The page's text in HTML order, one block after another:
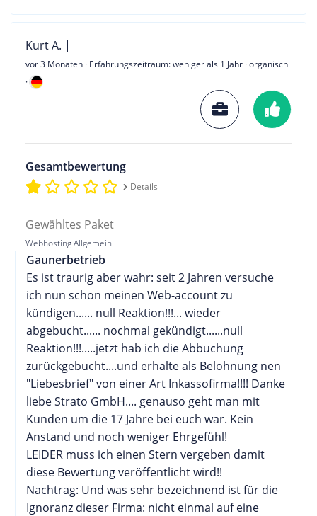
Kurt A. |
vor 3 Monaten · Erfahrungszeitraum: weniger als 1 Jahr · organisch
·
Gesamtbewertung
Details
Gewähltes Paket
Webhosting Allgemein
Gaunerbetrieb
Es ist traurig aber wahr: seit 2 Jahren versuche
ich nun schon meinen Web-account zu
kündigen...... null Reaktion!!!... wieder
abgebucht...... nochmal gekündigt......null
Reaktion!!!.....jetzt hab ich die Abbuchung
zurückgebucht....und erhalte als Belohnung nen
"Liebesbrief" von einer Art Inkassofirma!!!! Danke
liebe Strato GmbH.... genauso geht man mit
Kunden um die 17 Jahre bei euch war. Kein
Anstand und noch weniger Ehrgefühl!
LEIDER muss ich einen Stern vergeben damit
diese Bewertung veröffentlicht wird!!
Nachtrag: Und was sehr bezeichnend ist für die
Ignoranz dieser Firma: nicht einmal auf eine